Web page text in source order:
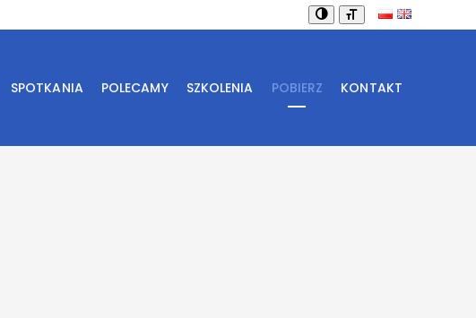
SPOTKANIA POLECAMY SZKOLENIA POBIERZ KONTAKT